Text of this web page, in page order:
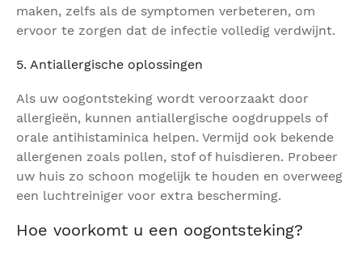
maken, zelfs als de symptomen verbeteren, om
ervoor te zorgen dat de infectie volledig verdwijnt.
5. Antiallergische oplossingen
Als uw oogontsteking wordt veroorzaakt door
allergieën, kunnen antiallergische oogdruppels of
orale antihistaminica helpen. Vermijd ook bekende
allergenen zoals pollen, stof of huisdieren. Probeer
uw huis zo schoon mogelijk te houden en overweeg
een luchtreiniger voor extra bescherming.
Hoe voorkomt u een oogontsteking?